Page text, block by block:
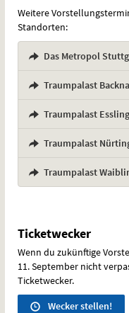
Weitere
Standorten:
Das Metropol
Traumpalast
Traumpalast
Traumpalast
Traumpalast
Ticketwecker
Wenn du zukünftige
11. September nicht
Ticketwecker.
Wecker stellen!